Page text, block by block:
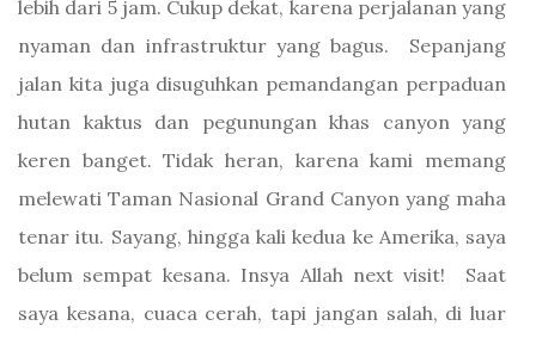
lebih dari 5 jam. Cukup dekat, karena perjalanan yang
nyaman dan infrastruktur yang bagus. Sepanjang
jalan kita juga disuguhkan pemandangan perpaduan
hutan kaktus dan pegunungan khas canyon yang
keren banget. Tidak heran, karena kami memang
melewati Taman Nasional Grand Canyon yang maha
tenar itu. Sayang, hingga kali kedua ke Amerika, saya
belum sempat kesana. Insya Allah next visit! Saat
saya kesana, cuaca cerah, tapi jangan salah, di luar